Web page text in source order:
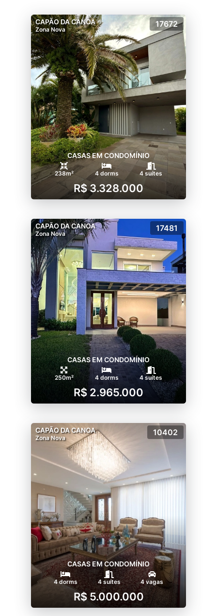
CAPÃO DA CANOA
Zona Nova
17672
CASAS EM CONDOMÍNIO
238m² 4 dorms 4 suítes
R$ 3.328.000
CAPÃO DA CANOA
Zona Nova
17481
CASAS EM CONDOMÍNIO
250m² 4 dorms 4 suítes
R$ 2.965.000
CAPÃO DA CANOA
Zona Nova
10402
CASAS EM CONDOMÍNIO
4 dorms 4 suítes 4 vagas
R$ 5.000.000